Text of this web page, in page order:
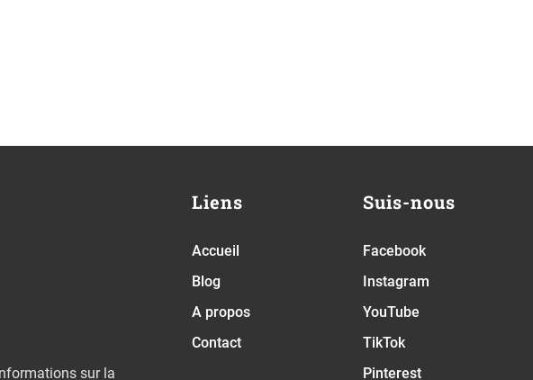
sur la
Liens
Accueil
Blog
A propos
Contact
Suis-nous
Facebook
Instagram
YouTube
TikTok
Pinterest